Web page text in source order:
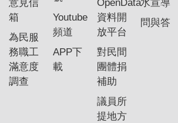
意見信
箱
為民服
務職工
滿意度
調查
Youtube
頻道
APP下
載
OpenData
資料開
放平台
對民間
團體捐
補助
議員所
提地方
水宣導
問與答